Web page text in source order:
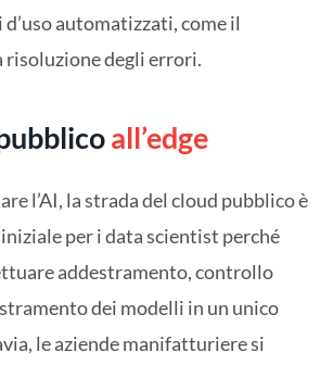
automatizzati, come il
risoluzione degli errori.
all’edge
l’AI, la strada del cloud pubblico è
per i data scientist perché
addestramento, controllo
dei modelli in un unico
le aziende manifatturiere si